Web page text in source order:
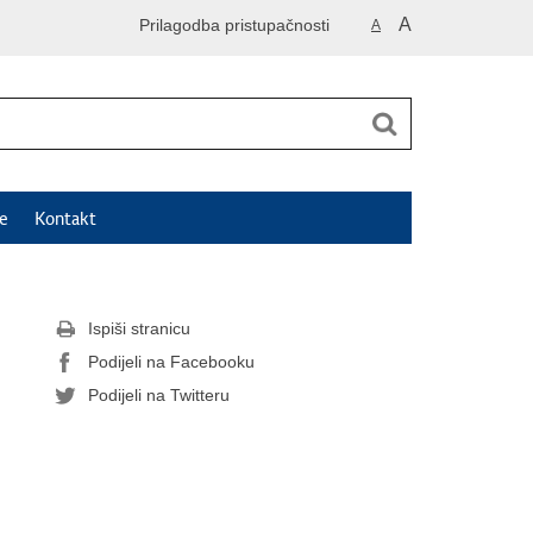
A A
Prilagodba pristupačnosti
Kontakt
Ispiši stranicu
Podijeli na Facebooku
Podijeli na Twitteru